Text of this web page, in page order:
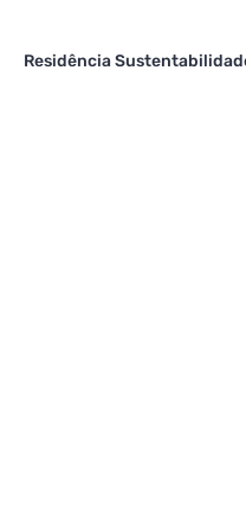
Residência